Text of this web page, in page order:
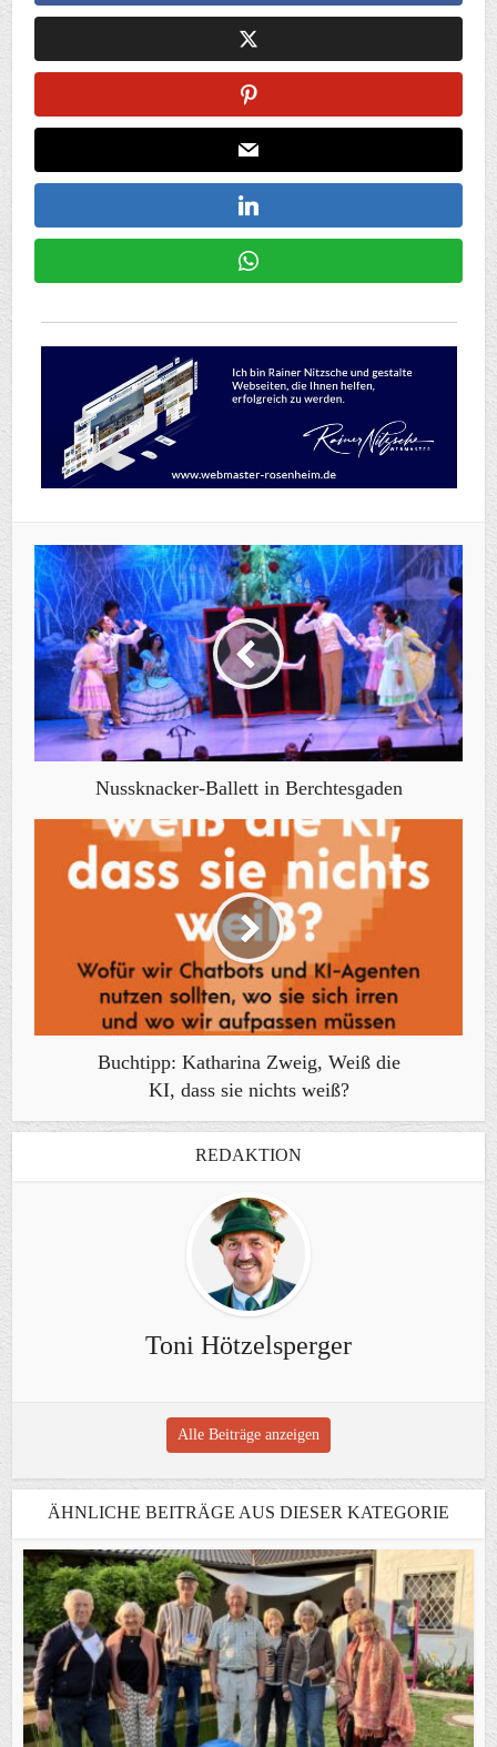
Nussknacker-Ballett in Berchtesgaden
Buchtipp: Katharina Zweig, Weiß die
KI, dass sie nichts weiß?
REDAKTION
Toni Hötzelsperger
Alle Beiträge anzeigen
ÄHNLICHE BEITRÄGE AUS DIESER KATEGORIE